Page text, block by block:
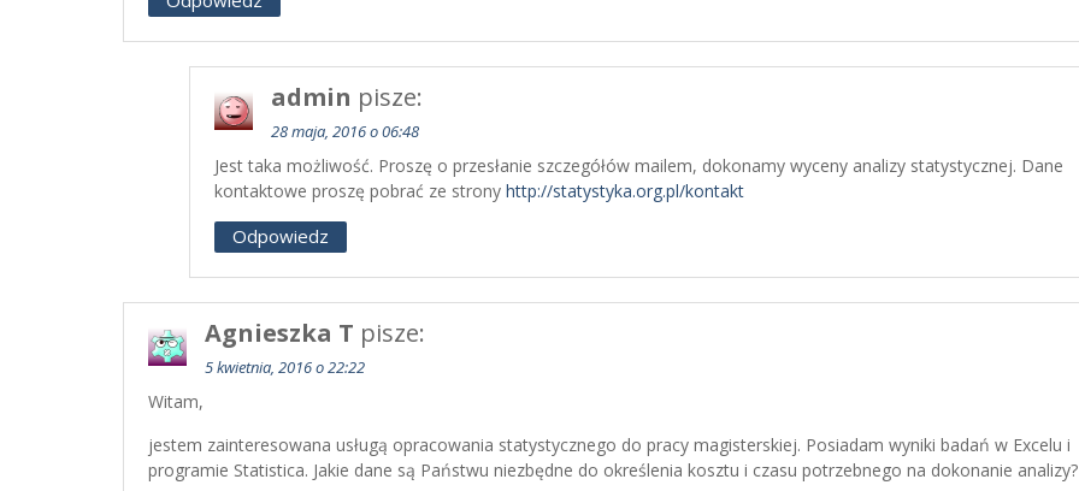
admin pisze:
28 maja, 2016 o 06:48
Jest taka możliwość. Proszę o przesłanie szczegółów mailem, dokonamy wyceny analizy statystycznej. Dane
kontaktowe proszę pobrać ze strony http://statystyka.org.pl/kontakt
Odpowiedz
Agnieszka T pisze:
5 kwietnia, 2016 o 22:22
Witam,
jestem zainteresowana usługą opracowania statystycznego do pracy magisterskiej. Posiadam wyniki badań w Excelu i
programie Statistica. Jakie dane są Państwu niezbędne do określenia kosztu i czasu potrzebnego na dokonanie analizy?